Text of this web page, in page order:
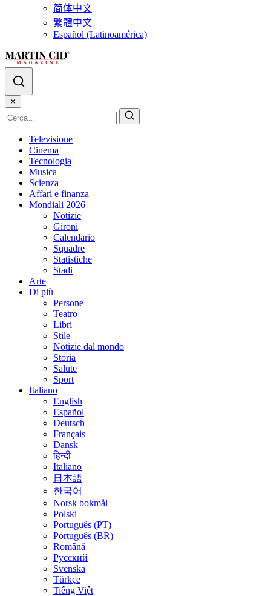
简体中文
繁體中文
Español (Latinoamérica)
✕
Televisione
Cinema
Tecnologia
Musica
Scienza
Affari e finanza
Mondiali 2026
Notizie
Gironi
Calendario
Squadre
Statistiche
Stadi
Arte
Di più
Persone
Teatro
Libri
Stile
Notizie dal mondo
Storia
Salute
Sport
Italiano
English
Español
Deutsch
Français
Dansk
हिन्दी
Italiano
日本語
한국어
Norsk bokmål
Polski
Português (PT)
Português (BR)
Română
Русский
Svenska
Türkçe
Tiếng Việt